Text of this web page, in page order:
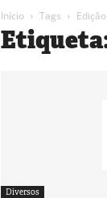
Início Tags
Diversos